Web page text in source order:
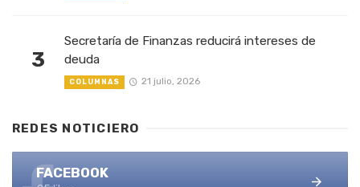
3
Secretaría de Finanzas reducirá intereses de
deuda
COLUMNAS 21 julio, 2026
REDES NOTICIERO
FACEBOOK